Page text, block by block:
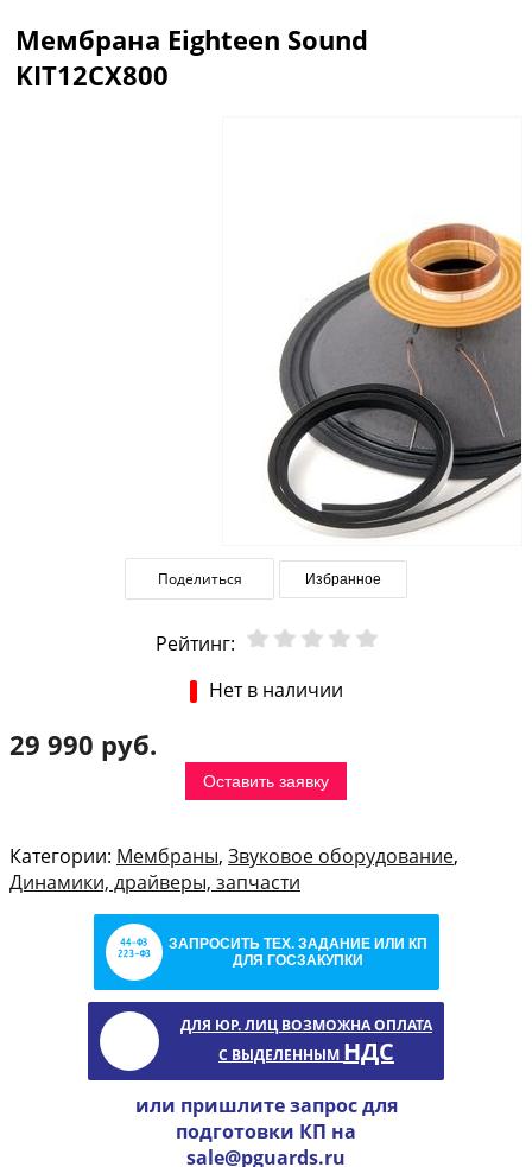
Мембрана Eighteen Sound
KIT12CX800
Поделиться Избранное
Рейтинг:
Нет в наличии
29 990 руб.
Оставить заявку
Категории: Мембраны, Звуковое оборудование,
Динамики, драйверы, запчасти
ЗАПРОСИТЬ ТЕХ. ЗАДАНИЕ ИЛИ КП
ДЛЯ ГОСЗАКУПКИ
ДЛЯ ЮР. ЛИЦ ВОЗМОЖНА ОПЛАТА
С ВЫДЕЛЕННЫМ НДС
или пришлите запрос для
подготовки КП на
sale@pguards.ru